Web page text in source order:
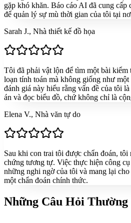
gặp khó khăn. Báo cáo AI đã cung cấp
để quản lý sự mù thời gian của tôi tại
Sarah J., Nhà thiết kế đồ họa
Tôi đã phải vật lộn để tìm một bài
loạn tính toán mà không giống như
đánh giá này hiểu rằng vấn đề của tôi
án và đọc biểu đồ, chứ không chỉ là
Elena V., Nhà văn tự do
Sau khi con trai tôi được chẩn đoán, tôi
chứng tương tự. Việc thực hiện công cụ
những nghi ngờ của tôi và mang lại
một chẩn đoán chính thức.
Những Câu Hỏi Thường